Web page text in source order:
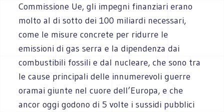
Commissione Ue, gli impegni finanziari erano
molto al di sotto dei 100 miliardi necessari,
come le misure concrete per ridurre le
emissioni di gas serra e la dipendenza dai
combustibili fossili e dal nucleare, che sono tra
le cause principali delle innumerevoli guerre
oramai giunte nel cuore dell’Europa, e che
ancor oggi godono di 5 volte i sussidi pubblici